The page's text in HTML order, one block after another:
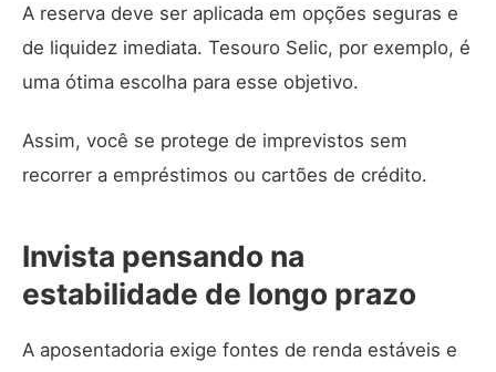
A reserva deve ser aplicada em opções seguras e
de liquidez imediata. Tesouro Selic, por exemplo, é
uma ótima escolha para esse objetivo.
Assim, você se protege de imprevistos sem
recorrer a empréstimos ou cartões de crédito.
Invista pensando na
estabilidade de longo prazo
A aposentadoria exige fontes de renda estáveis e